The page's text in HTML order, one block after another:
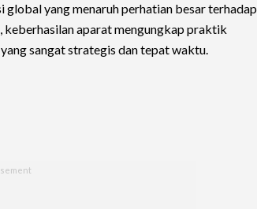
global yang menaruh perhatian besar terhadap
aparat mengungkap praktik
sangat strategis dan tepat waktu.